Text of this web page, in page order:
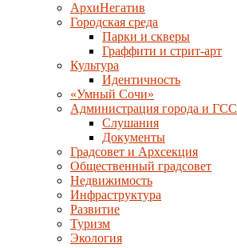
АрхиНегатив
Городская среда
Парки и скверы
Граффити и стрит-арт
Культура
Идентичность
«Умный Сочи»
Администрация города и ГСС
Слушания
Документы
Градсовет и Архсекция
Общественный градсовет
Недвижимость
Инфраструктура
Развитие
Туризм
Экология